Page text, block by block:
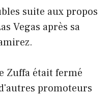
suite aux propos
Vegas après sa
Zuffa était fermé
promoteurs